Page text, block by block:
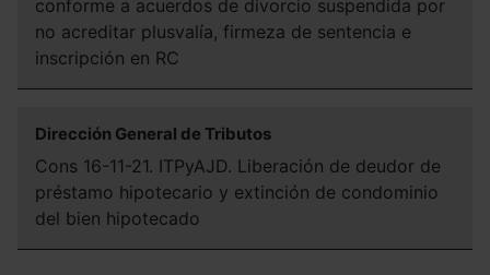
conforme a acuerdos de divorcio suspendida por
no acreditar plusvalía, firmeza de sentencia e
inscripción en RC
Dirección General de Tributos
Cons 16-11-21. ITPyAJD. Liberación de deudor de
préstamo hipotecario y extinción de condominio
del bien hipotecado